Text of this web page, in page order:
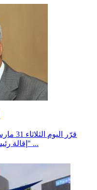
إقالة رئيس حكومة الإنقاذ الليبي "عمر الحاسي" ...